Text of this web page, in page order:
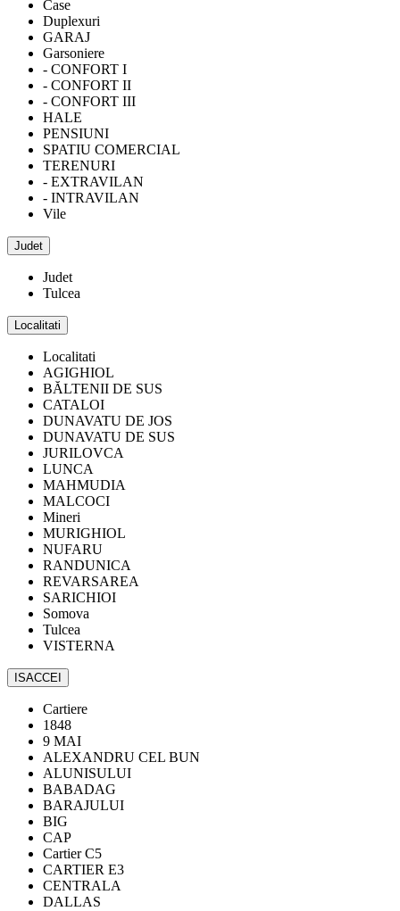
Case
Duplexuri
GARAJ
Garsoniere
- CONFORT I
- CONFORT II
- CONFORT III
HALE
PENSIUNI
SPATIU COMERCIAL
TERENURI
- EXTRAVILAN
- INTRAVILAN
Vile
Judet
Judet
Tulcea
Localitati
Localitati
AGIGHIOL
BĂLTENII DE SUS
CATALOI
DUNAVATU DE JOS
DUNAVATU DE SUS
JURILOVCA
LUNCA
MAHMUDIA
MALCOCI
Mineri
MURIGHIOL
NUFARU
RANDUNICA
REVARSAREA
SARICHIOI
Somova
Tulcea
VISTERNA
ISACCEI
Cartiere
1848
9 MAI
ALEXANDRU CEL BUN
ALUNISULUI
BABADAG
BARAJULUI
BIG
CAP
Cartier C5
CARTIER E3
CENTRALA
DALLAS